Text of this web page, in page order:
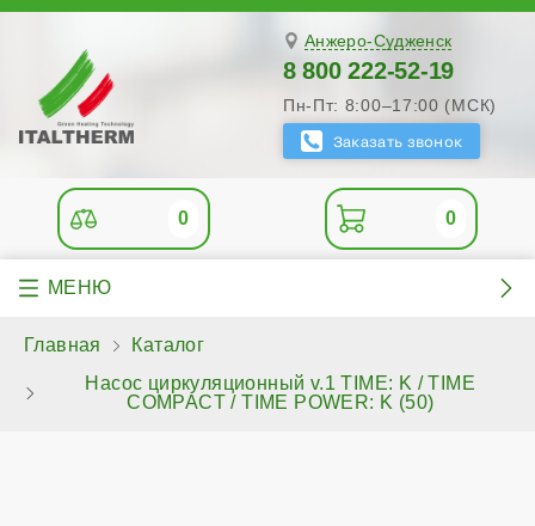
Анжеро-Судженск
8 800 222-52-19
Пн-Пт: 8:00–17:00 (МСК)
0 0
Главная
Каталог
Насос циркуляционный v.1 TIME: K / TIME
COMPACT / TIME POWER: K (50)